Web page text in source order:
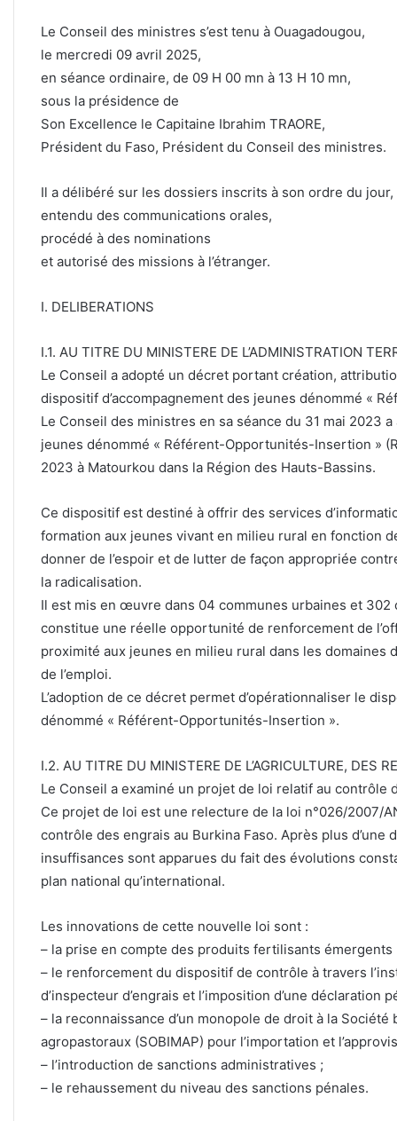
Le Conseil des ministres s’est tenu à Ouagadougou,
le mercredi 09 avril 2025,
en séance ordinaire, de 09 H 00 mn à 13 H 10 mn,
sous la présidence de
Son Excellence le Capitaine Ibrahim TRAORE,
Président du Faso, Président du Conseil des ministres.
Il a délibéré sur les dossiers inscrits à son ordre du jour,
entendu des communications orales,
procédé à des nominations
et autorisé des missions à l’étranger.
I. DELIBERATIONS
I.1. AU TITRE DU MINISTERE DE L’ADMINISTRATION
Le Conseil a adopté un décret portant création,
dispositif d’accompagnement des jeunes dénommé «
Le Conseil des ministres en sa séance du 31 mai 2023
jeunes dénommé « Référent-Opportunités-Insertion »
2023 à Matourkou dans la Région des Hauts-Bassins.
Ce dispositif est destiné à offrir des services
formation aux jeunes vivant en milieu rural en fonction
donner de l’espoir et de lutter de façon appropriée
la radicalisation.
Il est mis en œuvre dans 04 communes urbaines et 302
constitue une réelle opportunité de renforcement de
proximité aux jeunes en milieu rural dans les
de l’emploi.
L’adoption de ce décret permet d’opérationnaliser le
dénommé « Référent-Opportunités-Insertion ».
I.2. AU TITRE DU MINISTERE DE L’AGRICULTURE, DES
Le Conseil a examiné un projet de loi relatif au contrôle
Ce projet de loi est une relecture de la loi n°026/2007/
contrôle des engrais au Burkina Faso. Après plus
insuffisances sont apparues du fait des évolutions
plan national qu’international.
Les innovations de cette nouvelle loi sont :
– la prise en compte des produits fertilisants
– le renforcement du dispositif de contrôle à travers
d’inspecteur d’engrais et l’imposition d’une déclaration
– la reconnaissance d’un monopole de droit à la
agropastoraux (SOBIMAP) pour l’importation et
– l’introduction de sanctions administratives ;
– le rehaussement du niveau des sanctions pénales.